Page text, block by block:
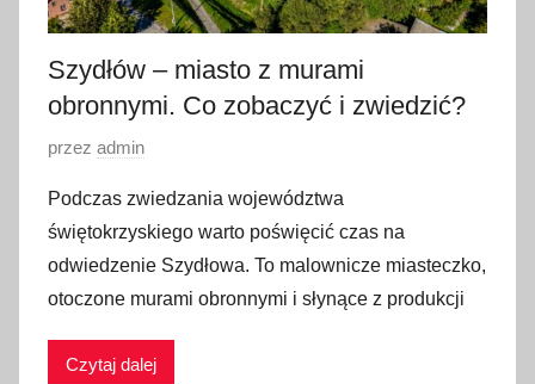
i
k
2
0
Szydłów – miasto z murami
obronnymi. Co zobaczyć i zwiedzić?
O
u
b
l
i
przez admin
Podczas zwiedzania województwa
świętokrzyskiego warto poświęcić czas na
odwiedzenie Szydłowa. To malownicze miasteczko,
otoczone murami obronnymi i słynące z produkcji
Czytaj dalej